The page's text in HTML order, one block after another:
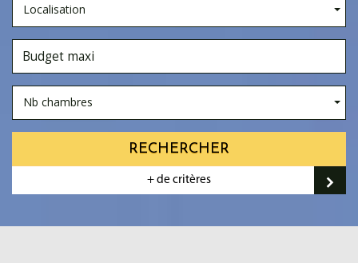
Localisation
Nb chambres
RECHERCHER
+ de critères